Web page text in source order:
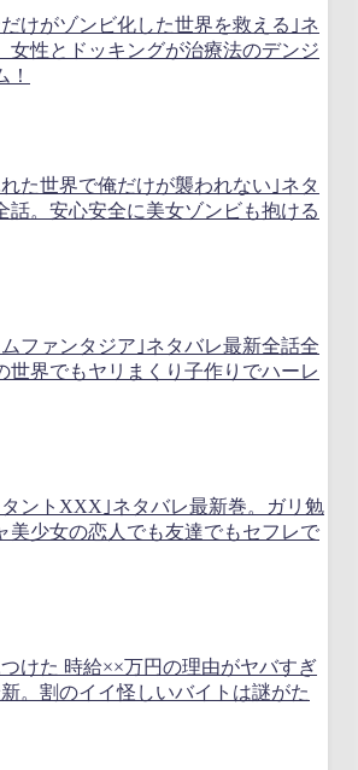
けがゾンビ化した世界を救える｣ネ
女性とドッキングが治療法のデンジ
！
た世界で俺だけが襲われない｣ネタ
話。安心安全に美女ゾンビも抱ける
ファンタジア｣ネタバレ最新全話全
世界でもヤリまくり子作りでハーレ
ントXXX｣ネタバレ最新巻。ガリ勉
美少女の恋人でも友達でもセフレで
けた 時給××万円の理由がヤバすぎ
。割のイイ怪しいバイトは謎がた